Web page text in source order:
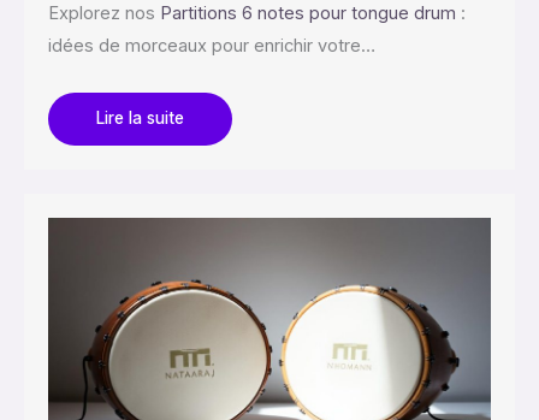
Explorez nos Partitions 6 notes pour tongue drum :
idées de morceaux pour enrichir votre…
Lire la suite